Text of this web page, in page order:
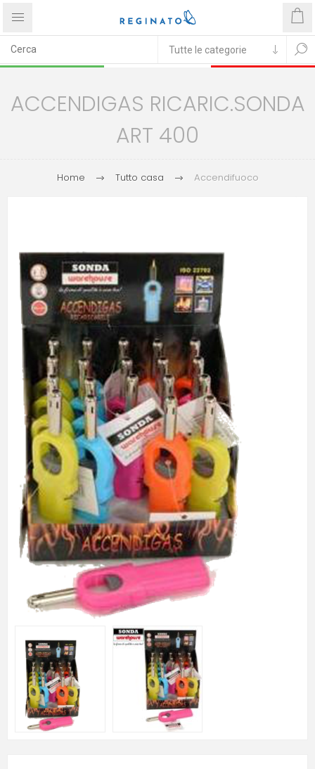
ACCENDIGAS RICARIC.SONDA
ART 400
Home Tutto casa Accendifuoco